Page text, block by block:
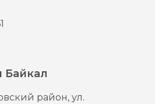
район, ул.